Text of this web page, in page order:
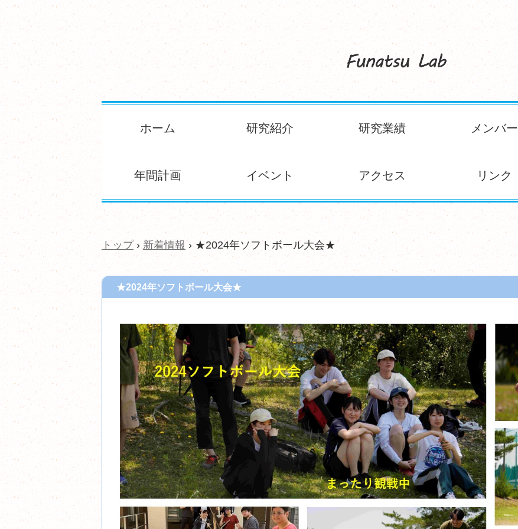
ホーム 研究紹介 研究業績 メンバー
年間計画 イベント アクセス リンク
トップ › 新着情報 › ★2024年ソフトボール大会★
★2024年ソフトボール大会★